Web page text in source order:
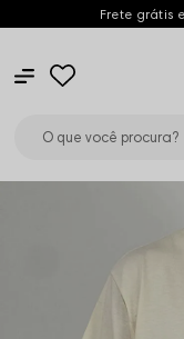
Frete grátis